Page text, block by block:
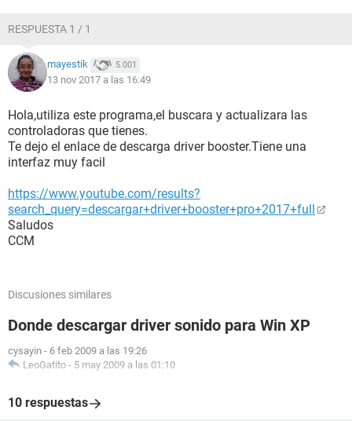
RESPUESTA 1 / 1
mayestik 5.001
13 nov 2017 a las 16:49
Hola,utiliza este programa,el buscara y actualizara las
controladoras que tienes.
Te dejo el enlace de descarga driver booster.Tiene una
interfaz muy facil
https://www.youtube.com/results?
search_query=descargar+driver+booster+pro+2017+full
Saludos
CCM
Discusiones similares
Donde descargar driver sonido para Win XP
cysayin - 6 feb 2009 a las 19:26
LeoGatito - 5 may 2009 a las 01:10
10 respuestas